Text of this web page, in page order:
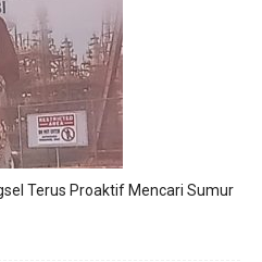
Terus Proaktif Mencari Sumur